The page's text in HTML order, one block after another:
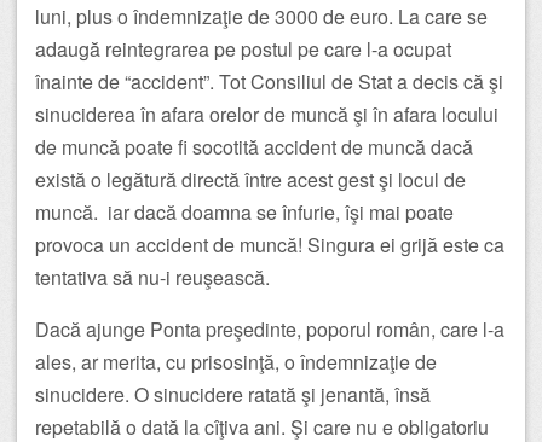
luni, plus o îndemnizaţie de 3000 de euro. La care se
adaugă reintegrarea pe postul pe care l-a ocupat
înainte de “accident”. Tot Consiliul de Stat a decis că şi
sinuciderea în afara orelor de muncă şi în afara locului
de muncă poate fi socotită accident de muncă dacă
există o legătură directă între acest gest şi locul de
muncă. iar dacă doamna se înfurie, îşi mai poate
provoca un accident de muncă! Singura ei grijă este ca
tentativa să nu-i reuşească.
Dacă ajunge Ponta preşedinte, poporul român, care l-a
ales, ar merita, cu prisosinţă, o îndemnizaţie de
sinucidere. O sinucidere ratată şi jenantă, însă
repetabilă o dată la cîţiva ani. Şi care nu e obligatoriu